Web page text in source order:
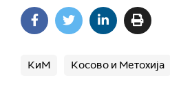
КиМ Косово и Метохија